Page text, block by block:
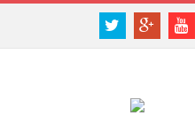
Panneau de gestion des
Twitter
SE CONNECTER